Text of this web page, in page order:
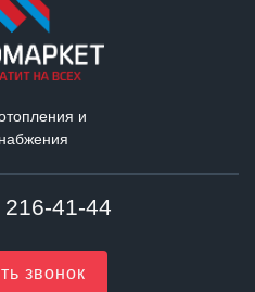
и
41-44
звонок